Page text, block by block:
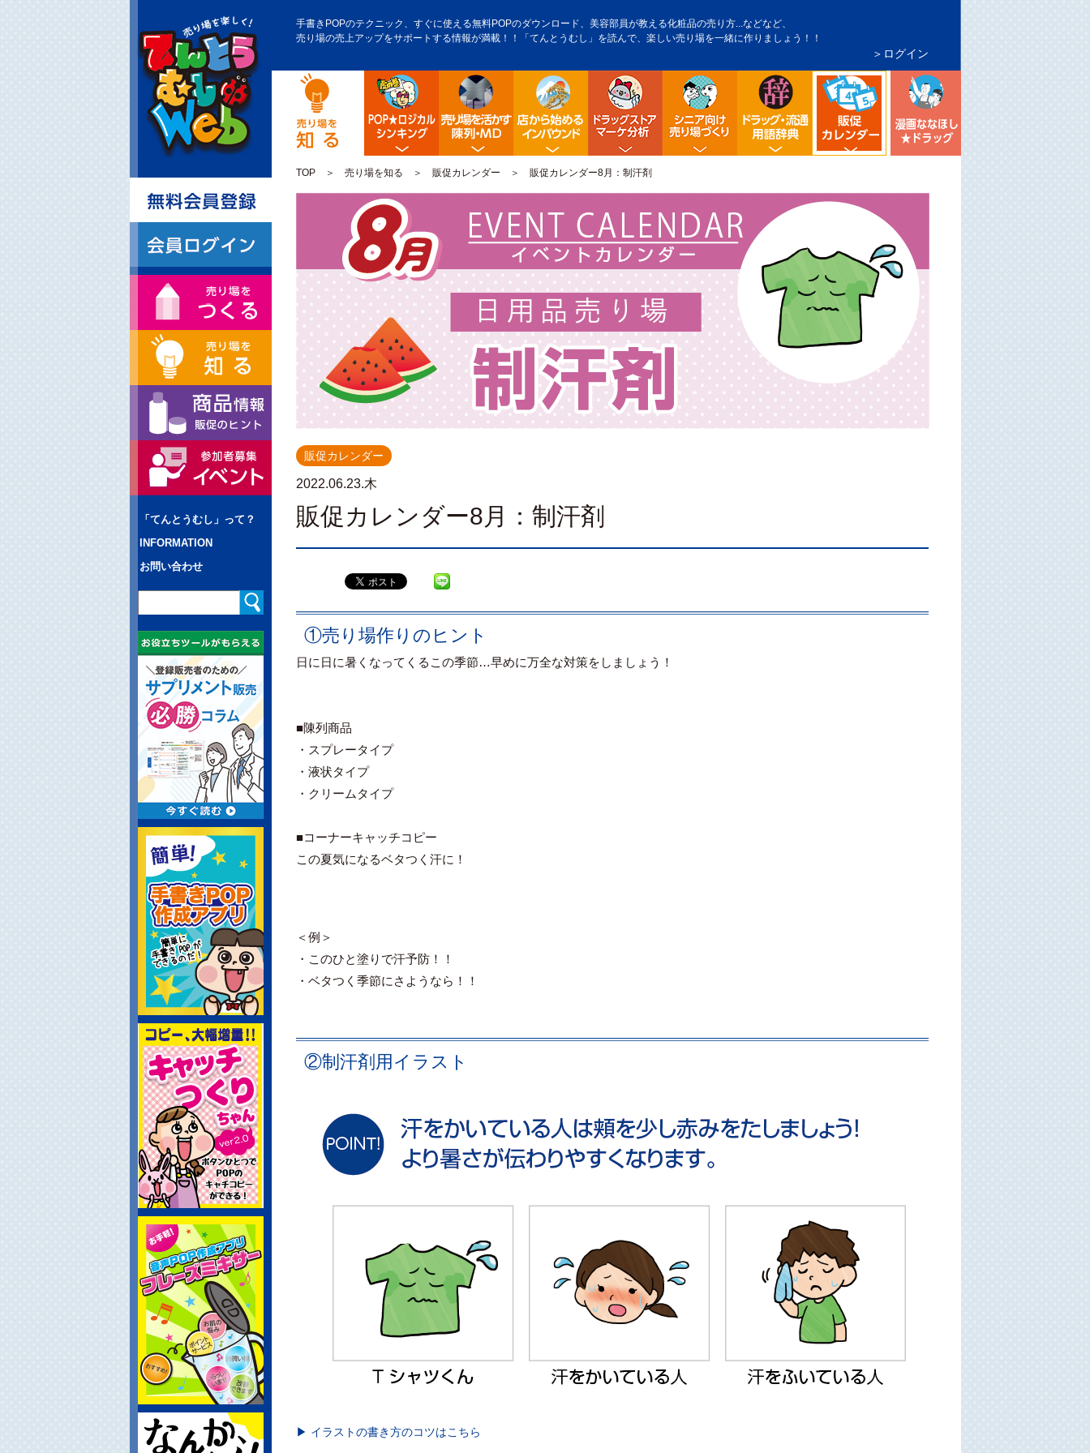
手書きPOPのテクニック、すぐに使える無料POPのダウンロード、美容部員が教える化粧品の売り方...などなど、
売り場の売上アップをサポートする情報が満載！！「てんとうむし」を読んで、楽しい売り場を一緒に作りましょう！！
＞ログイン
POP販促ロジック陳列・クロスＭＤ店舗から始める訪日観光客インバウンド対策
ドラッグストア・マーケ分析シニア向け売り場づくり流通業界・ドラッグストア用語辞典
ドラッグストア イベント販促カレンダー
TOP＞ 売り場を知る ＞ 販促カレンダー ＞ 販促カレンダー8月：制汗剤
「てんとうむし」って？
INFORMATION
お問い合わせ
販促カレンダー
2022.06.23.木
販促カレンダー8月：制汗剤
①売り場作りのヒント
日に日に暑くなってくるこの季節…早めに万全な対策をしましょう！
■陳列商品
・スプレータイプ
・液状タイプ
・クリームタイプ
■コーナーキャッチコピー
この夏気になるベタつく汗に！
＜例＞
・このひと塗りで汗予防！！
・ベタつく季節にさようなら！！
②制汗剤用イラスト
▶ イラストの書き方のコツはこちら